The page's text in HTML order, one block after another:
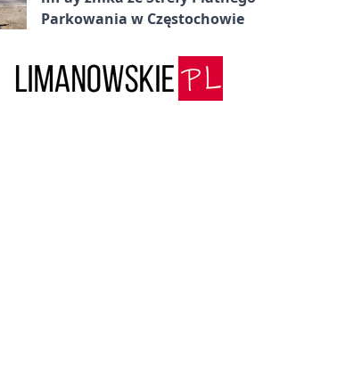
Parkowania w Częstochowie